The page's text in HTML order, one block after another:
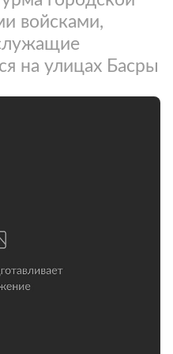
войсками,
на улицах Басры